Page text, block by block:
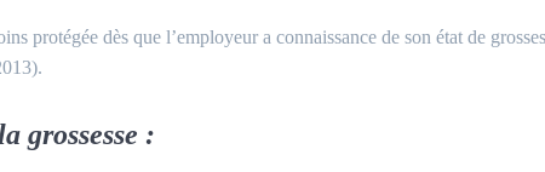
protégée dès que l’employeur a connaissance de son état de
grossesse :